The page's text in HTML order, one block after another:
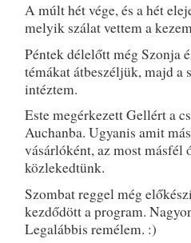
A múlt hét vége, és a hét
melyik szálat vettem a
Péntek délelőtt még Szonja
témákat átbeszéljük, majd
intéztem.
Este megérkezett Gellért a
Auchanba. Ugyanis amit
vásárlóként, az most
közlekedtünk.
Szombat reggel még
kezdődött a program.
Legalábbis remélem. :)